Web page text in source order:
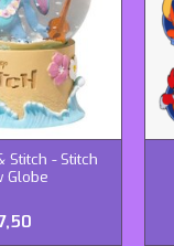
Stitch - Stitch
Globe